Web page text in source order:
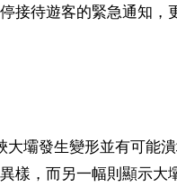
接待遊客的緊急通知，
壩發生變形並有可能
樣，而另一幅則顯示大